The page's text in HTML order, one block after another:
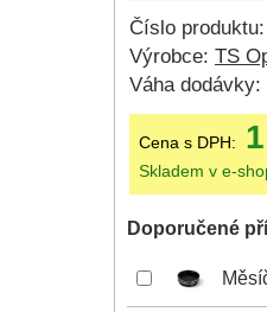
Číslo produktu:
Výrobce: TS
Váha dodávky:
Cena s DPH:
Skladem v e-
Doporučené